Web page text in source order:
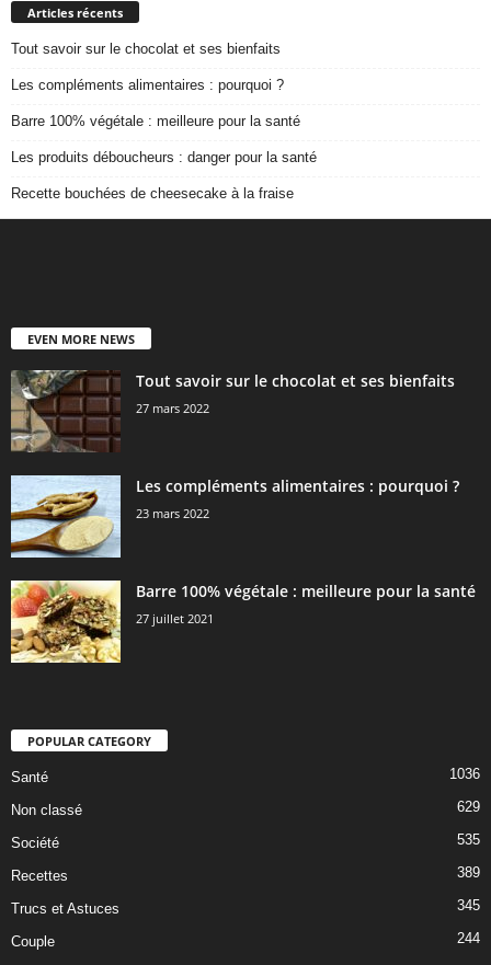
Articles récents
Tout savoir sur le chocolat et ses bienfaits
Les compléments alimentaires : pourquoi ?
Barre 100% végétale : meilleure pour la santé
Les produits déboucheurs : danger pour la santé
Recette bouchées de cheesecake à la fraise
EVEN MORE NEWS
Tout savoir sur le chocolat et ses bienfaits
27 mars 2022
Les compléments alimentaires : pourquoi ?
23 mars 2022
Barre 100% végétale : meilleure pour la santé
27 juillet 2021
POPULAR CATEGORY
Santé 1036
Non classé 629
Société 535
Recettes 389
Trucs et Astuces 345
Couple
244